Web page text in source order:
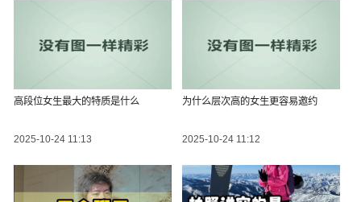
高段位女生最大的特质是什么
2025-10-24 11:13
为什么层次高的女生更容易邀约
2025-10-24 11:12